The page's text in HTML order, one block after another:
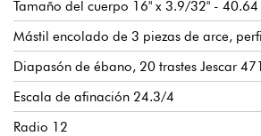
Tamaño del cuerpo 16" x 3.9/32" -
Mástil encolado de 3 piezas de arce,
Diapasón de ébano, 20 trastes Jescar
Escala de afinación 24.3/4
Radio 12